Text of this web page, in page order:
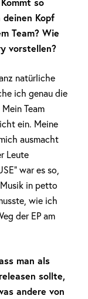
Kopf
Team? Wie
vorstellen?
natürliche
ich genau die
Team
ein. Meine
ausmacht
Leute
war es so,
in petto
wie ich
der EP am
man als
sollte,
andere von